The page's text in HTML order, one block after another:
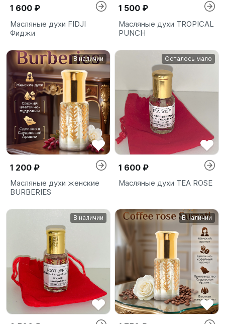
1 600 ₽
Масляные духи FIDJI
Фиджи
1 500 ₽
Масляные духи TROPICAL
PUNCH
В наличии
1 200 ₽
Масляные духи женские
BURBERIES
Осталось мало
1 600 ₽
Масляные духи TEA ROSE
В наличии В наличии